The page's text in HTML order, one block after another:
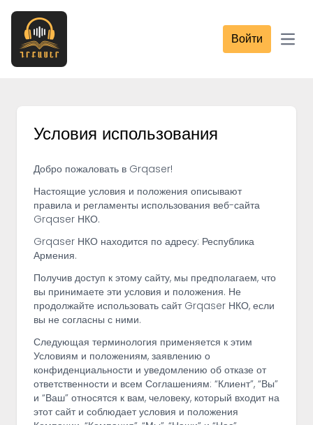
Войти
Условия использования
Добро пожаловать в Grqaser!
Настоящие условия и положения описывают
правила и регламенты использования веб-сайта
Grqaser НКО.
Grqaser НКО находится по адресу: Республика
Армения.
Получив доступ к этому сайту, мы предполагаем, что
вы принимаете эти условия и положения. Не
продолжайте использовать сайт Grqaser НКО, если
вы не согласны с ними.
Следующая терминология применяется к этим
Условиям и положениям, заявлению о
конфиденциальности и уведомлению об отказе от
ответственности и всем Соглашениям: “Клиент”, “Вы”
и “Ваш” относятся к вам, человеку, который входит на
этот сайт и соблюдает условия и положения